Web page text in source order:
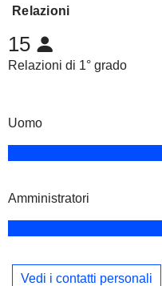
Relazioni
15
Relazioni di 1° grado
Uomo
Amministratori
Vedi i contatti personali